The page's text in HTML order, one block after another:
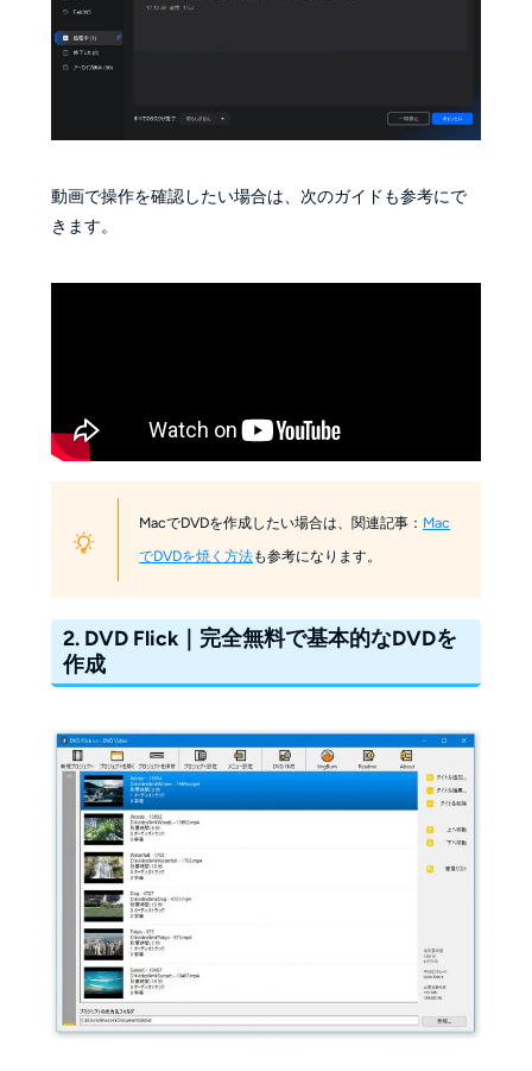
動画で操作を確認したい場合は、次のガイドも参考にで
きます。
MacでDVDを作成したい場合は、関連記事： Mac
でDVDを焼く方法も参考になります。
2. DVD Flick｜完全無料で基本的なDVDを
作成